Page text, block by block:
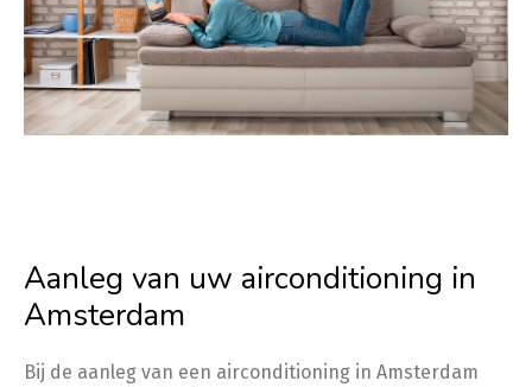
Aanleg van uw airconditioning in
Amsterdam
Bij de aanleg van een airconditioning in Amsterdam